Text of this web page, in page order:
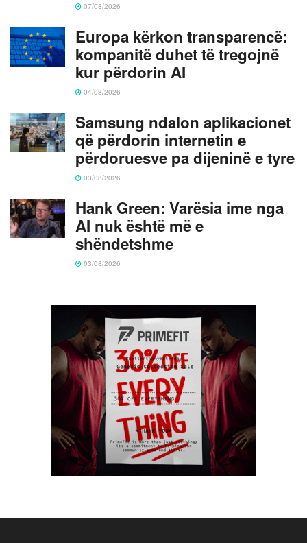
07/08/2026
Europa kërkon transparencë:
kompanitë duhet të tregojnë
kur përdorin AI
04/08/2026
Samsung ndalon aplikacionet
që përdorin internetin e
përdoruesve pa dijeninë e tyre
03/08/2026
Hank Green: Varësia ime nga
AI nuk është më e
shëndetshme
03/08/2026